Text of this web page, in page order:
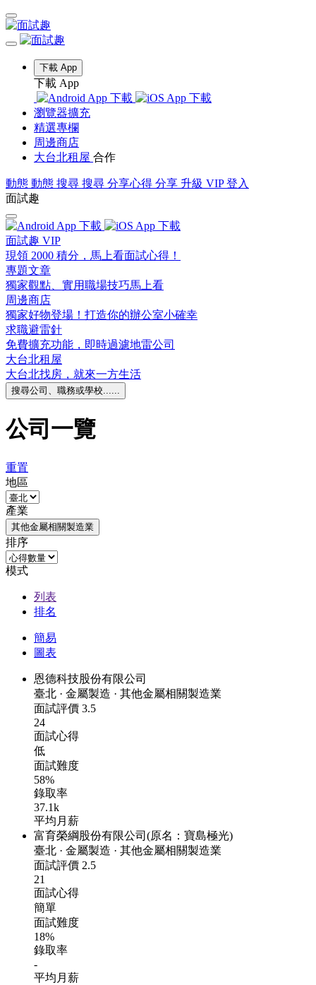
下載 App
下載 App
瀏覽器擴充
精選專欄
周邊商店
大台北租屋 合作
動態 動態 搜尋 搜尋 分享心得 分享 升級 VIP 登入
面試趣
面試趣 VIP
現領 2000 積分，馬上看面試心得！
專題文章
獨家觀點、實用職場技巧馬上看
周邊商店
獨家好物登場！打造你的辦公室小確幸
求職避雷針
免費擴充功能，即時過濾地雷公司
大台北租屋
大台北找房，就來一方生活
搜尋公司、職務或學校......
公司一覽
重置
地區
產業
其他金屬相關製造業
排序
模式
列表
排名
簡易
圖表
恩德科技股份有限公司
臺北 · 金屬製造 · 其他金屬相關製造業
面試評價 3.5
24
面試心得
低
面試難度
58%
錄取率
37.1k
平均月薪
富育榮綱股份有限公司(原名：寶島極光)
臺北 · 金屬製造 · 其他金屬相關製造業
面試評價 2.5
21
面試心得
簡單
面試難度
18%
錄取率
-
平均月薪